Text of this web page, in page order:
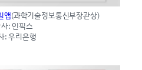
앱(과학기술정보통신부장관상)
: 인픽스
: 우리은행